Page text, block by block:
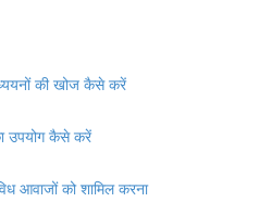
की खोज कैसे करें
उपयोग कैसे करें
आवाजों को शामिल करना